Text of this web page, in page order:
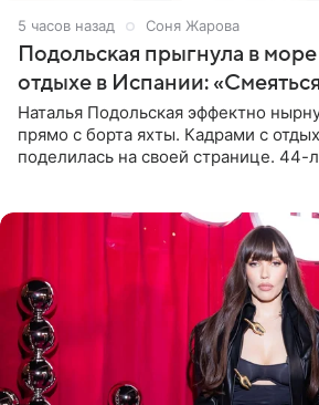
5 часов назад Соня Жарова
Подольская прыгнула в море
отдыхе в Испании:
Наталья Подольская эффектно
прямо с борта яхты. Кадрами с
поделилась на своей странице. 44-